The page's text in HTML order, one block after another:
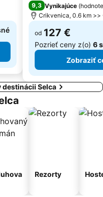
9,3 Vynikajúce (
Crikvenica, 0.6 km >>
od 127 €
Pozrieť ceny z(o) 6
Zobraziť
Selca
Rezorty